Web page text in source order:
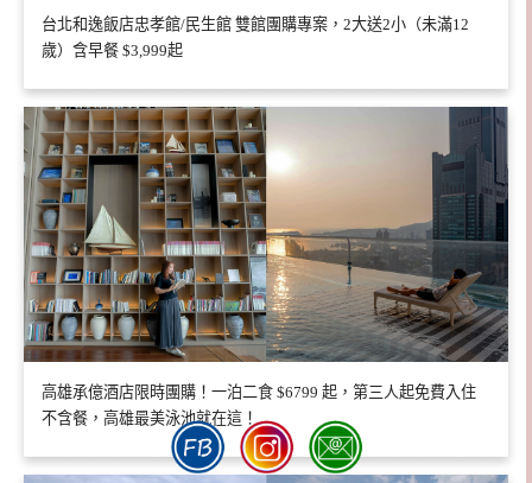
台北和逸飯店忠孝館/民生館 雙館團購專案，2大送2小（未滿12
歲）含早餐 $3,999起
高雄承億酒店限時團購！一泊二食 $6799 起，第三人起免費入住
不含餐，高雄最美泳池就在這！